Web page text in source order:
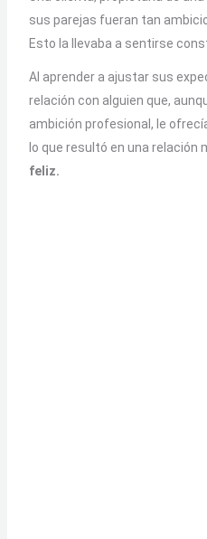
sus parejas fueran tan
Esto la llevaba a sentirse
Al aprender a ajustar sus
relación con alguien que,
ambición profesional, le
lo que resultó en una relación
feliz.